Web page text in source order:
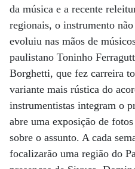
da música e a recente
regionais, o instrumento
evoluiu nas mãos de
paulistano Toninho
Borghetti, que fez carreira
variante mais rústica do
instrumentistas integram o
abre uma exposição de
sobre o assunto. A cada
focalizarão uma região do